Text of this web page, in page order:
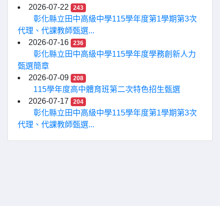
2026-07-22
243
彰化縣立田中高級中學115學年度第1學期第3次
代理、代課教師甄選...
2026-07-16
236
彰化縣立田中高級中學115學年度學務創新人力
甄選簡章
2026-07-09
208
115學年度高中體育班第二次特色招生甄選
2026-07-17
204
彰化縣立田中高級中學115學年度第1學期第3次
代理、代課教師甄選...